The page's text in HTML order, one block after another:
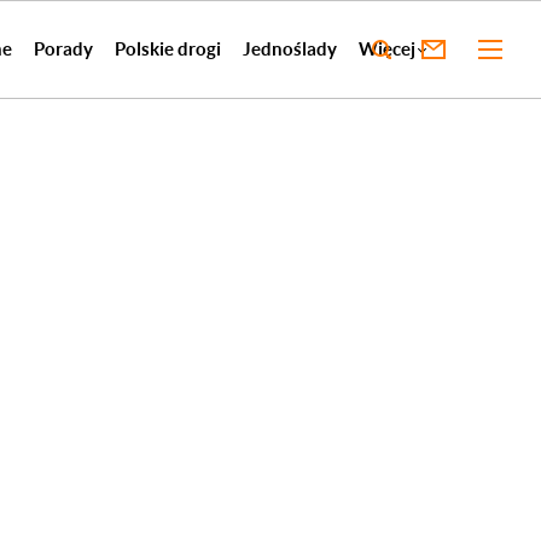
Porady Polskie drogi Jednoślady Więcej